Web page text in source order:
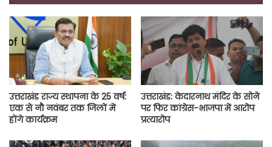
उत्तराखंड राज्य स्थापना के 25 वर्ष:
एक से नौ नवंबर तक जिलों में
होंगे कार्यक्रम
उत्तराखंड: केदारनाथ मंदिर के सोने
पर फिर कांग्रेस-भाजपा में आरोप
प्रत्यारोप